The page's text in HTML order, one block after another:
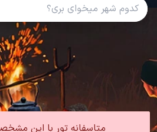
تور دبی از ارومیه
لحظه آخر تور امارات تور دبی
متاسفانه تور با این